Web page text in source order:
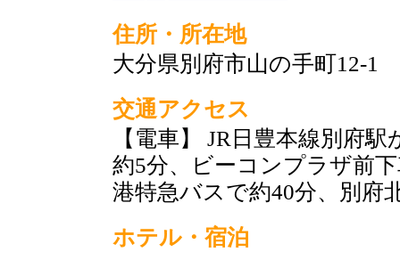
住所・所在地
大分県別府市山の手町12-1
交通アクセス
【電車】 JR日豊本線別府
約5分、ビーコンプラザ前
港特急バスで約40分、別府
ホテル・宿泊